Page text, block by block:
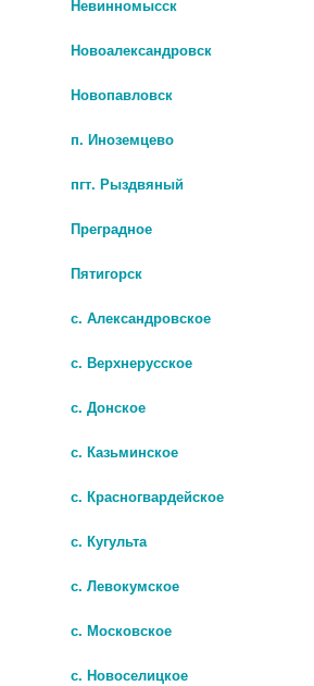
КОМПЛИМЕНТ NO PROBLEM
ПРЫЩЕЙ 3В1 150МЛ.
ПРОПЕЛЛЕР ПУР КАРБОН
АКТ.УГОЛЬ №2 /АРТ.5438/
Невинномысск
Новоалександровск
Новопавловск
п. Иноземцево
пгт. Рыздвяный
Преградное
Пятигорск
с. Александровское
с. Верхнерусское
с. Донское
с. Казьминское
с. Красногвардейское
с. Кугульта
с. Левокумское
с. Московское
с. Новоселицкое